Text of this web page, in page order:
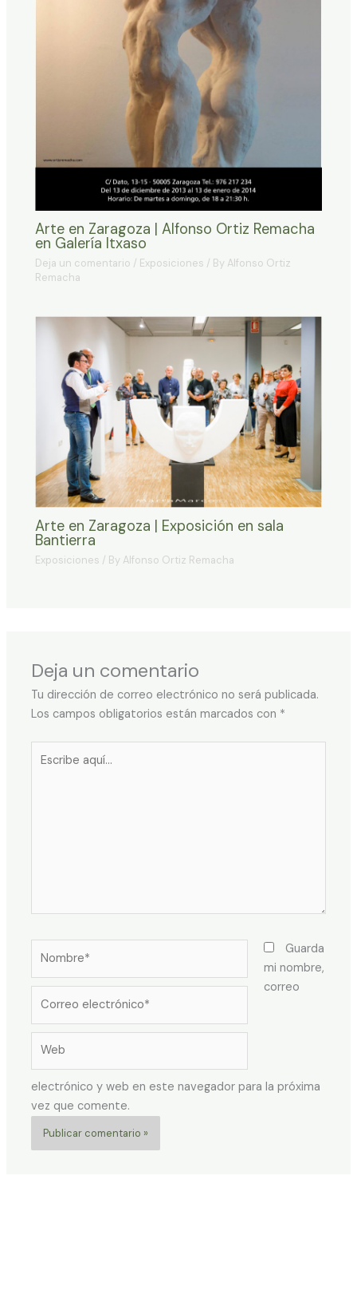
Arte en Zaragoza | Alfonso Ortiz Remacha
en Galería Itxaso
Deja un comentario / Exposiciones / By Alfonso Ortiz
Remacha
Arte en Zaragoza | Exposición en sala
Bantierra
Exposiciones / By Alfonso Ortiz Remacha
Deja un comentario
Tu dirección de correo electrónico no será publicada.
Los campos obligatorios están marcados con *
aquí...
electrónico*
Guarda
mi nombre,
correo
electrónico y web en este navegador para la próxima
vez que comente.